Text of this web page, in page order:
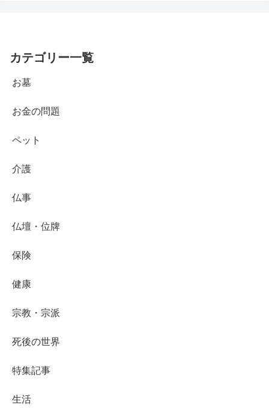
カテゴリー一覧
お墓
お金の問題
ペット
介護
仏事
仏壇・位牌
保険
健康
宗教・宗派
死後の世界
特集記事
生活